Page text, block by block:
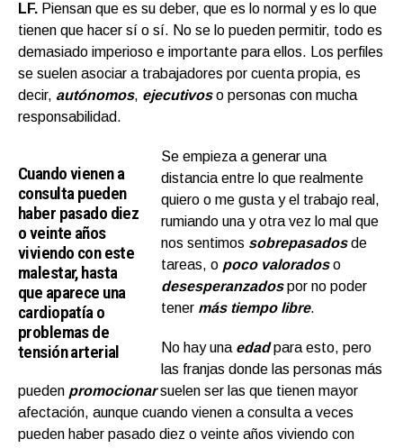
LF. Piensan que es su deber, que es lo normal y es lo que
tienen que hacer sí o sí. No se lo pueden permitir, todo es
demasiado imperioso e importante para ellos. Los perfiles
se suelen asociar a trabajadores por cuenta propia, es
decir, autónomos, ejecutivoso personas con mucha
responsabilidad.
Cuando vienen a
consulta pueden
haber pasado diez
o veinte años
viviendo con este
malestar, hasta
que aparece una
cardiopatía o
problemas de
tensión arterial
Se empieza a generar una
distancia entre lo que realmente
quiero o me gusta y el trabajo real,
rumiando una y otra vez lo mal que
nos sentimos sobrepasadosde
tareas, o poco valoradoso
desesperanzadospor no poder
tener más tiempo libre.
No hay una edadpara esto, pero
las franjas donde las personas más
pueden promocionar suelen ser las que tienen mayor
afectación, aunque cuando vienen a consulta a veces
pueden haber pasado diez o veinte años viviendo con